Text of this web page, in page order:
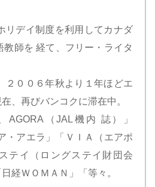
リデイ制度を利用してカナダ
師を 経て、フリー・ライタ
２００６年秋より１年ほどエ
、再びバンコクに滞在中。
（JAL機内 誌）」
・アエラ」「ＶＩＡ（エアポ
テイ（ロングステイ財団会
経ＷＯＭＡＮ」「等々。